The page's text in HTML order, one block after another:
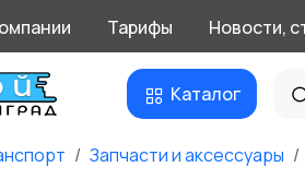
Тарифы Новости,
Каталог
Запчасти и аксессуары